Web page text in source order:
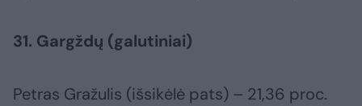
31. Gargždų (galutiniai)
Petras Gražulis (išsikėlė pats) – 21,36 proc.